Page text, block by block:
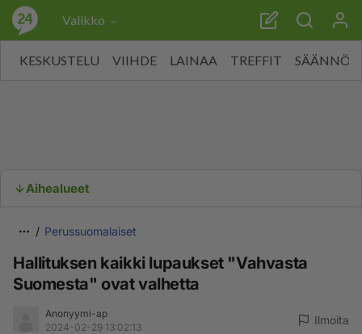
Valikko
KESKUSTELU VIIHDE LAINAA TREFFIT SÄÄNNÖT
Aihealueet
Perussuomalaiset
Hallituksen kaikki lupaukset "Vahvasta
Suomesta" ovat valhetta
Anonyymi-ap
2024-02-29 13:02:13
Ilmoita